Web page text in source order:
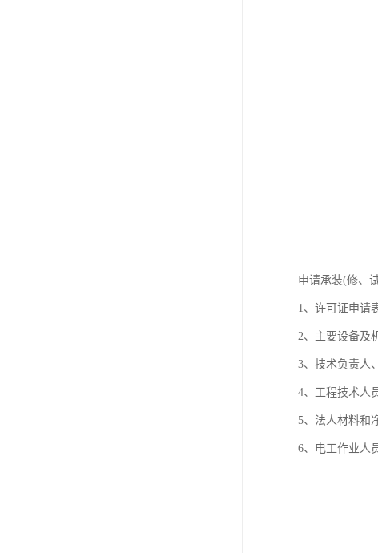
申请承装(修、
1、许可证申请
2、主要设备及
3、技术负责人
4、工程技术人
5、法人材料和
6、电工作业人